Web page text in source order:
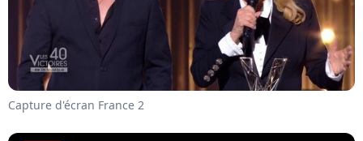
Capture d'écran France 2